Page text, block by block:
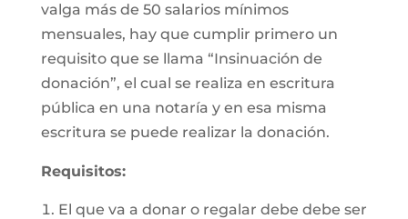
valga más de 50 salarios mínimos
mensuales, hay que cumplir primero un
requisito que se llama “Insinuación de
donación”, el cual se realiza en escritura
pública en una notaría y en esa misma
escritura se puede realizar la donación.
Requisitos:
El que va a donar o regalar debe debe ser